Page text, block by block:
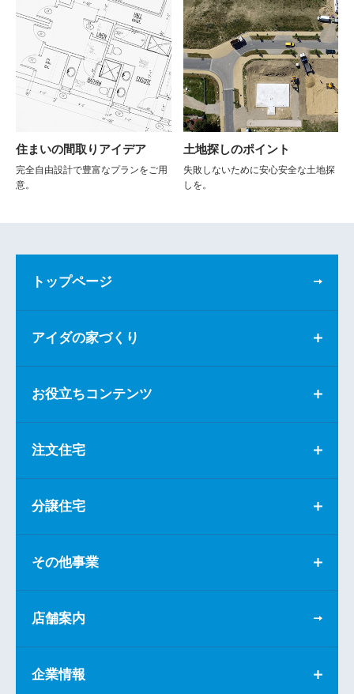
住まいの間取りアイデア
完全自由設計で豊富なプランをご用
意。
土地探しのポイント
失敗しないために安心安全な土地探
しを。
トップページ
アイダの家づくり
お役立ちコンテンツ
注文住宅
分譲住宅
その他事業
店舗案内
企業情報